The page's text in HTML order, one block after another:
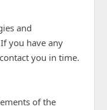
and
you have any
you in time.
of the